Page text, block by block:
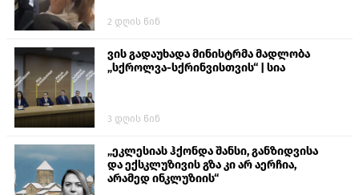
2 დღის წინ
ვის გადაუხადა მინისტრმა მადლობა
„სქროლვა-სქრინვისთვის“ | სია
3 დღის წინ
„ეკლესიას ჰქონდა შანსი, განზიდვისა
და ექსკლუზივის გზა კი არ აერჩია,
არამედ ინკლუზიის“